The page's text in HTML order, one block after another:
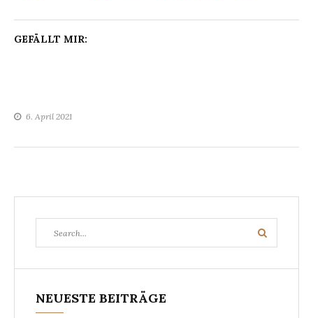
GEFÄLLT MIR:
6. April 2021
for:
Search
NEUESTE BEITRÄGE